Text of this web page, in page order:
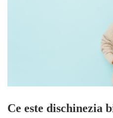
Ce este dischinezia